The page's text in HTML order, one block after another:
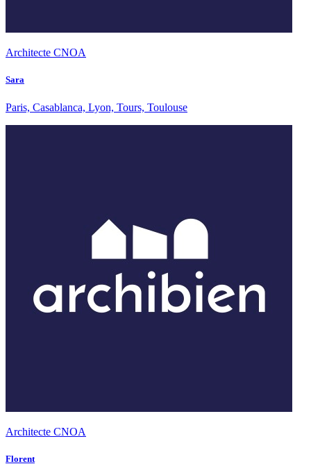
Architecte CNOA
Sara
Paris, Casablanca, Lyon, Tours, Toulouse
Architecte CNOA
Florent